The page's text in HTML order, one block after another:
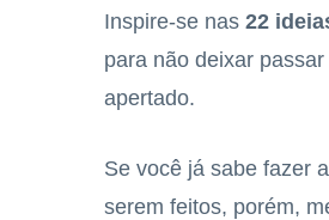
Inspire-se nas 22
para não deixar
apertado.
Se você já sabe fazer
serem feitos, porém,